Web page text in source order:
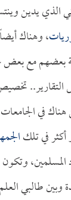
الذي يدين
، وهناك
بعضهم مع
في الجامعات
أكثر في تلك
المسلمين،
وبين طالبي